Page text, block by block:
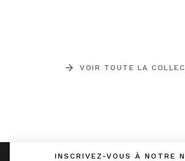
arrow_forward VOIR TOUTE LA
INSCRIVEZ-VOUS À NOTRE